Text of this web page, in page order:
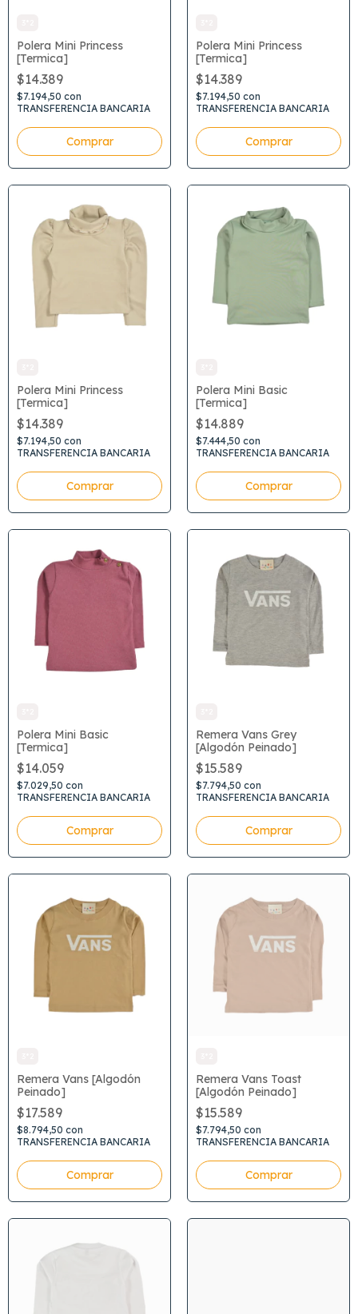
Polera Mini Princess
[Termica]
$14.389
$7.194,50 con
TRANSFERENCIA BANCARIA
Comprar
Polera Mini Princess
[Termica]
$14.389
$7.194,50 con
TRANSFERENCIA BANCARIA
Comprar
Polera Mini Princess
[Termica]
$14.389
$7.194,50 con
TRANSFERENCIA BANCARIA
Comprar
Polera Mini Basic
[Termica]
$14.889
$7.444,50 con
TRANSFERENCIA BANCARIA
Comprar
Polera Mini Basic
[Termica]
$14.059
$7.029,50 con
TRANSFERENCIA BANCARIA
Comprar
Remera Vans Grey
[Algodón Peinado]
$15.589
$7.794,50 con
TRANSFERENCIA BANCARIA
Comprar
Remera Vans [Algodón
Peinado]
$17.589
$8.794,50 con
TRANSFERENCIA BANCARIA
Comprar
Remera Vans Toast
[Algodón Peinado]
$15.589
$7.794,50 con
TRANSFERENCIA BANCARIA
Comprar